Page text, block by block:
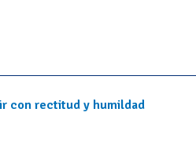
con rectitud y humildad